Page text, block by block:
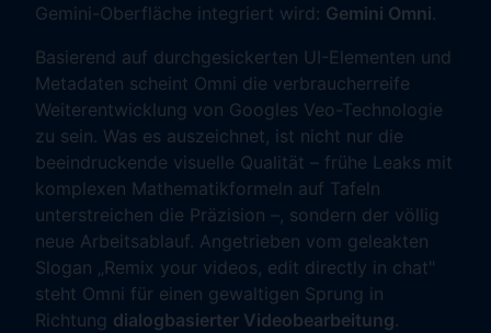
Gemini-Oberfläche integriert wird: Gemini Omni.
Basierend auf durchgesickerten UI-Elementen und
Metadaten scheint Omni die verbraucherreife
Weiterentwicklung von Googles Veo-Technologie
zu sein. Was es auszeichnet, ist nicht nur die
beeindruckende visuelle Qualität – frühe Leaks mit
komplexen Mathematikformeln auf Tafeln
unterstreichen die Präzision –, sondern der völlig
neue Arbeitsablauf. Angetrieben vom geleakten
Slogan „Remix your videos, edit directly in chat"
steht Omni für einen gewaltigen Sprung in
Richtung dialogbasierter Videobearbeitung.